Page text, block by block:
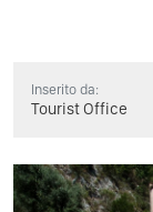
Inserito da:
Tourist Office